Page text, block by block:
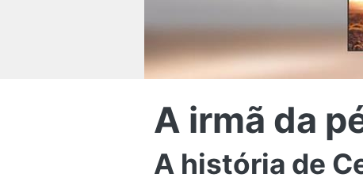
A irmã da
A história de